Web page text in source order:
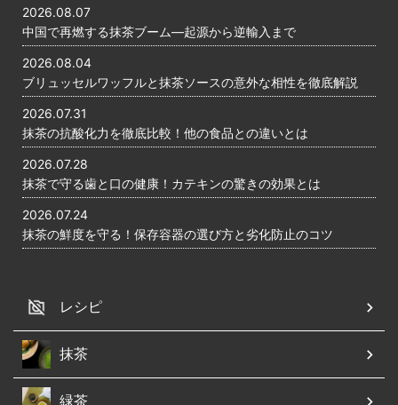
2026.08.07
中国で再燃する抹茶ブーム―起源から逆輸入まで
2026.08.04
ブリュッセルワッフルと抹茶ソースの意外な相性を徹底解説
2026.07.31
抹茶の抗酸化力を徹底比較！他の食品との違いとは
2026.07.28
抹茶で守る歯と口の健康！カテキンの驚きの効果とは
2026.07.24
抹茶の鮮度を守る！保存容器の選び方と劣化防止のコツ
レシピ
抹茶
緑茶